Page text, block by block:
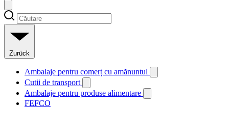
Zurück
Ambalaje pentru comerț cu amănuntul
Cutii de transport
Ambalaje pentru produse alimentare
FEFCO